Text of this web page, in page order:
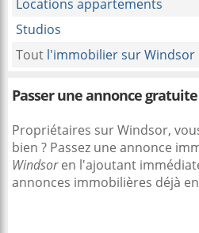
Locations appartements
Studios
Tout l'immobilier sur Windsor
Passer une annonce
Propriétaires sur Windsor,
bien ? Passez une annonce
Windsoren l'ajoutant
annonces immobilières déjà